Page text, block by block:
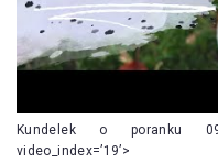
Kundelek o poranku
video_index=’19’>